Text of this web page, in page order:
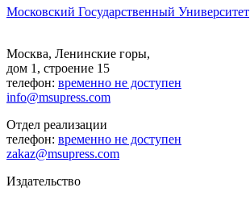
Московский Государственный Университет
Москва, Ленинские горы,
дом 1, строение 15
телефон: временно не доступен
info@msupress.com
Отдел реализации
телефон: временно не доступен
zakaz@msupress.com
Издательство